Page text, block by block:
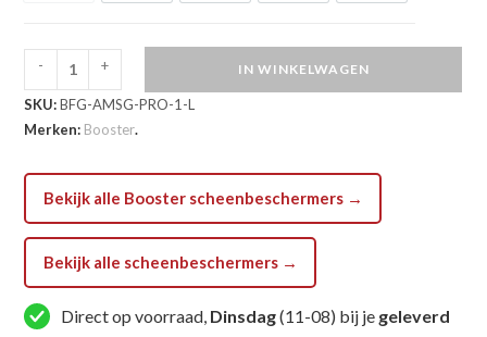
Booster
AMSG
Cotton
(BFG
AMSG
PRO
- + IN WINKELWAGEN
SKU:BFG-AMSG-PRO-1-L
Merken: Booster.
Bekijk alle Booster scheenbeschermers →
Bekijk alle scheenbeschermers →
Direct op voorraad, Dinsdag(11-08) bij je geleverd